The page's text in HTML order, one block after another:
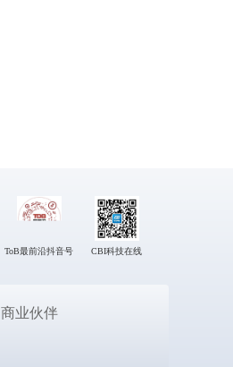
ToB最前沿抖音号 CBI科技在线
商业伙伴